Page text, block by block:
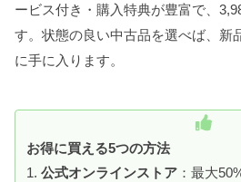
ービス付き・購入特典が豊富で、
す。状態の良い中古品を選べば、新
に手に入ります。
お得に買える5つの方法
1. 公式オンラインストア ：最大